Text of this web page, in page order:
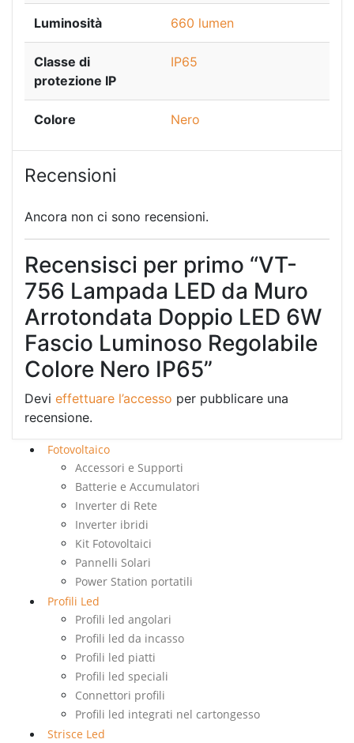
Luminosità 660 lumen
Classe di
protezione IP
IP65
Colore Nero
Recensioni
Ancora non ci sono recensioni.
Recensisci per primo “VT-
756 Lampada LED da Muro
Arrotondata Doppio LED 6W
Fascio Luminoso Regolabile
Colore Nero IP65”
Devi effettuare l’accesso per pubblicare una
recensione.
Fotovoltaico
Accessori e Supporti
Batterie e Accumulatori
Inverter di Rete
Inverter ibridi
Kit Fotovoltaici
Pannelli Solari
Power Station portatili
Profili Led
Profili led angolari
Profili led da incasso
Profili led piatti
Profili led speciali
Connettori profili
Profili led integrati nel cartongesso
Strisce Led